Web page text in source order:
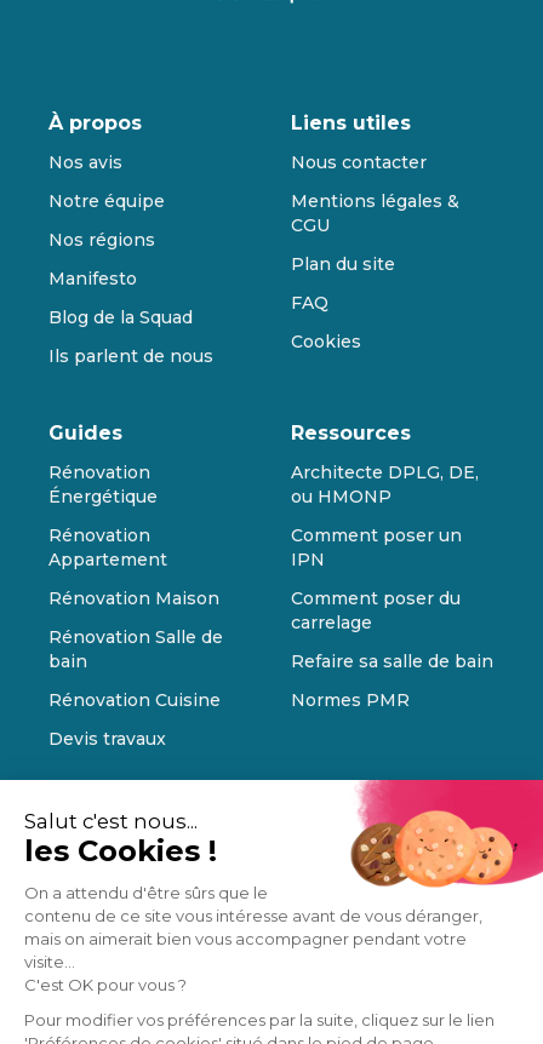
Salut c'est nous...
les Cookies !
On a attendu d'être sûrs que le
contenu de ce site vous intéresse avant de vous déranger,
mais on aimerait bien vous accompagner pendant votre
visite...
C'est OK pour vous ?
Pour modifier vos préférences par la suite, cliquez sur le lien
À propos
Nos avis
Notre équipe
Nos régions
Manifesto
Blog de la Squad
Ils parlent de nous
Liens utiles
Nous contacter
Mentions légales &
CGU
Plan du site
FAQ
Cookies
Guides
Rénovation
Énergétique
Rénovation
Appartement
Rénovation Maison
Rénovation Salle de
bain
Rénovation Cuisine
Devis travaux
Ressources
Architecte DPLG, DE,
ou HMONP
Comment poser un
IPN
Comment poser du
carrelage
Refaire sa salle de bain
Normes PMR